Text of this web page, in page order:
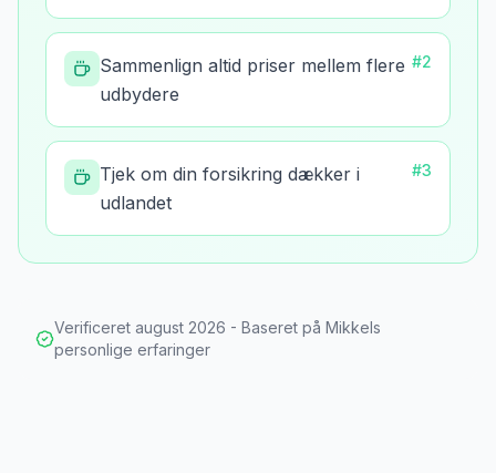
Sammenlign altid priser mellem flere
udbydere
#2
Tjek om din forsikring dækker i
udlandet
#3
Verificeret august 2026 - Baseret på Mikkels
personlige erfaringer